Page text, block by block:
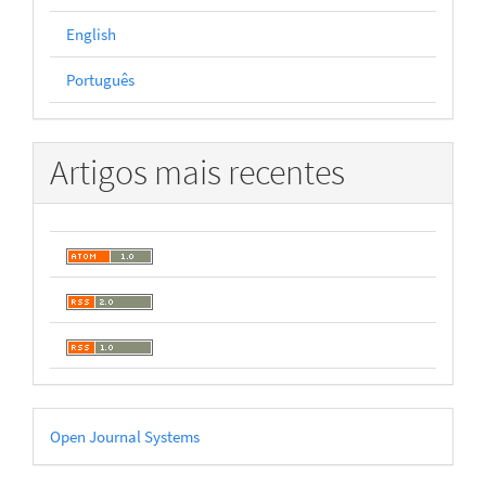
English
Português
Artigos mais recentes
Desenvolvido
por
Open Journal Systems